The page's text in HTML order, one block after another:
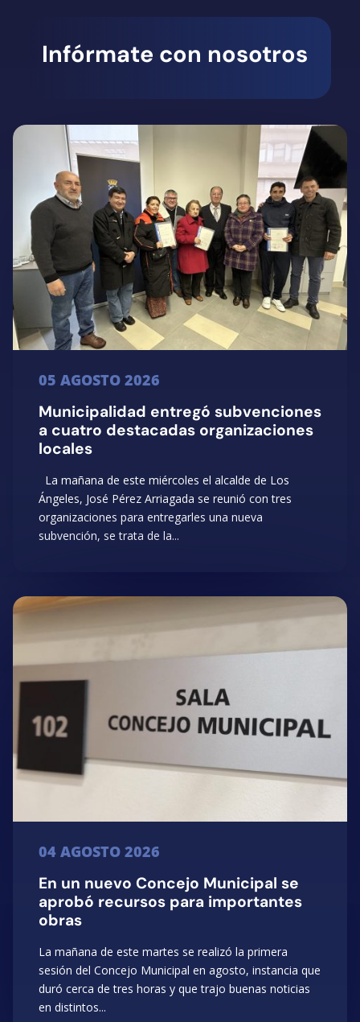
Infórmate con nosotros
Municipalidad entregó subvenciones
a cuatro destacadas organizaciones
locales
05 AGOSTO 2026
La mañana de este miércoles el alcalde de Los
Ángeles, José Pérez Arriagada se reunió con tres
organizaciones para entregarles una nueva
subvención, se trata de la...
En un nuevo Concejo Municipal se
aprobó recursos para importantes
obras
04 AGOSTO 2026
La mañana de este martes se realizó la primera
sesión del Concejo Municipal en agosto, instancia que
duró cerca de tres horas y que trajo buenas noticias
en distintos...